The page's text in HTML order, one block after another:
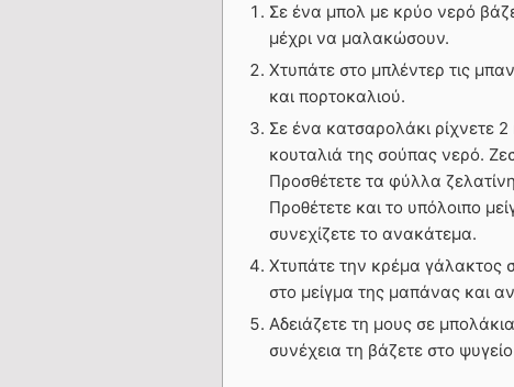
Σε ένα μπολ με κρύο νερό
μέχρι να μαλακώσουν.
Χτυπάτε στο μπλέντερ τις
και πορτοκαλιού.
Σε ένα κατσαρολάκι ρίχνετε
κουταλιά της σούπας νερό.
Προσθέτετε τα φύλλα
Προθέτετε και το υπόλοιπο
συνεχίζετε το ανακάτεμα.
Χτυπάτε την κρέμα γάλακτος
στο μείγμα της μαπάνας και
Αδειάζετε τη μους σε
συνέχεια τη βάζετε στο